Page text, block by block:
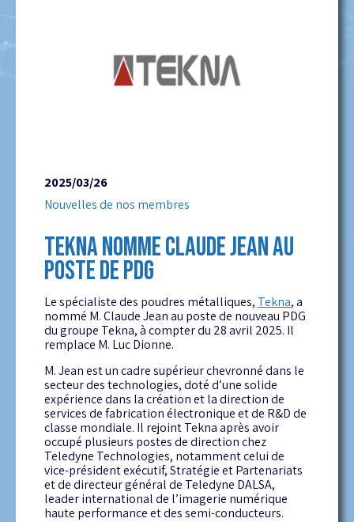
2025/03/26
Nouvelles de nos membres
TEKNA NOMME CLAUDE JEAN AU
POSTE DE PDG
Le spécialiste des poudres métalliques, Tekna, a
nommé M. Claude Jean au poste de nouveau PDG
du groupe Tekna, à compter du 28 avril 2025. Il
remplace M. Luc Dionne.
M. Jean est un cadre supérieur chevronné dans le
secteur des technologies, doté d’une solide
expérience dans la création et la direction de
services de fabrication électronique et de R&D de
classe mondiale. Il rejoint Tekna après avoir
occupé plusieurs postes de direction chez
Teledyne Technologies, notamment celui de
vice-président exécutif, Stratégie et Partenariats
et de directeur général de Teledyne DALSA,
leader international de l’imagerie numérique
haute performance et des semi-conducteurs.